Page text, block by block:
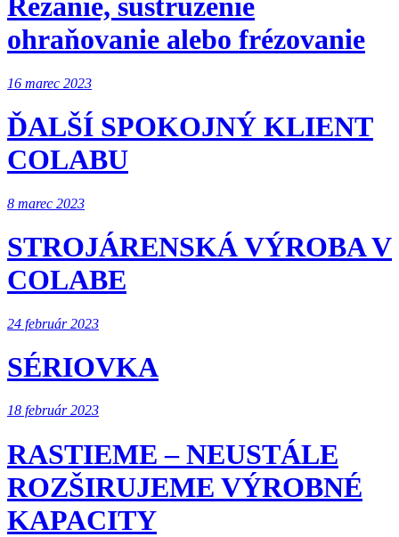
Rezanie, sústruženie
ohraňovanie alebo frézovanie
16 marec 2023
ĎALŠÍ SPOKOJNÝ KLIENT
COLABU
8 marec 2023
STROJÁRENSKÁ VÝROBA V
COLABE
24 február 2023
SÉRIOVKA
18 február 2023
RASTIEME – NEUSTÁLE
ROZŠIRUJEME VÝROBNÉ
KAPACITY